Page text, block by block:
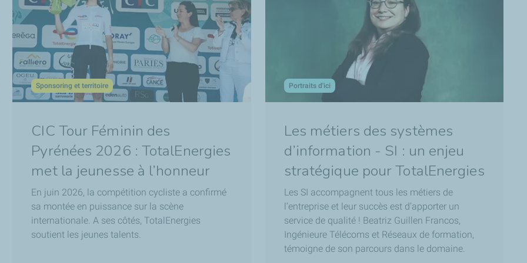
pour faciliter et accélérer la transition de TotalEnergies.
pointe pour l'ensemble de TotalEnergies.
programme de recherche : il y a PANGEA , d'un côté pour tout ce qui est simulation, haute performance. On a aussi
artificielle.
à la pointe de la technologie pour investiguer des thématiques scientifiques assez poussées.
le monde.
3D très haute résolution qui permet de virtuellement naviguer dans la structure interne des échantillons de roche.
Nous travaillons aussi en collaboration avec la R&D pour imager les matériaux d'électro conversion du CO2ou de
Sponsoring et territoire
CIC Tour Féminin des
Pyrénées 2026 : TotalEnergies
met la jeunesse à l’honneur
En juin 2026, la compétition cycliste a confirmé
sa montée en puissance sur la scène
internationale. A ses côtés, TotalEnergies
soutient les jeunes talents.
Portraits d'ici
Les métiers des systèmes
d’information - SI : un enjeu
stratégique pour TotalEnergies
Les SI accompagnent tous les métiers de
l’entreprise et leur succès est d’apporter un
service de qualité ! Beatriz Guillen Francos,
Ingénieure Télécoms et Réseaux de formation,
témoigne de son parcours dans le domaine.